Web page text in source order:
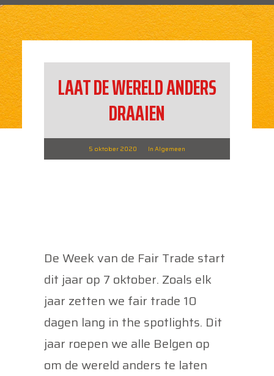
LAAT DE WERELD ANDERS
DRAAIEN
5 oktober 2020 In Algemeen
De Week van de Fair Trade start
dit jaar op 7 oktober. Zoals elk
jaar zetten we fair trade 10
dagen lang in the spotlights. Dit
jaar roepen we alle Belgen op
om de wereld anders te laten